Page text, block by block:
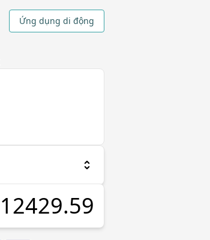
Ứng dụng di động